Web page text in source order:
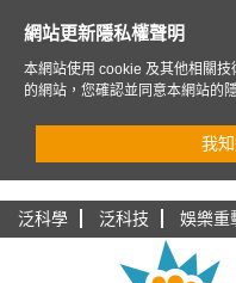
泛科學 泛科技 娛樂重
網站更新隱私權聲明
本網站使用 cookie 及其他相關
的網站，您確認並同意本網站的
我